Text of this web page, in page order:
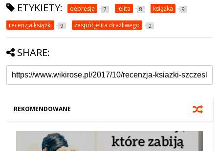
ETYKIETY: depresja 7 jelita 8 książka 9
recenzja książki 9 zespół jelita drażliwego 2
SHARE:
REKOMENDOWANE